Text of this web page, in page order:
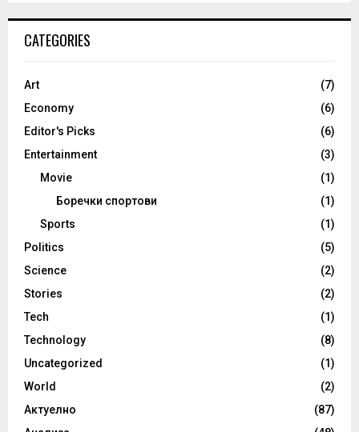
CATEGORIES
Art
(7)
Economy
(6)
Editor's Picks
(6)
Entertainment
(3)
Movie
(1)
Боречки спортови
(1)
Sports
(1)
Politics
(5)
Science
(2)
Stories
(2)
Tech
(1)
Technology
(8)
Uncategorized
(1)
World
(2)
Актуелно
(87)